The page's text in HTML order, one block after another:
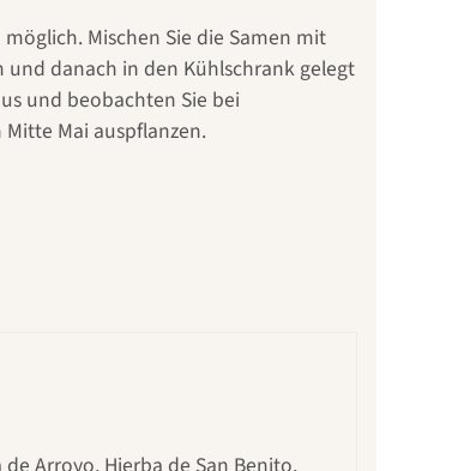
Mischen Sie die Samen mit
und danach in den Kühlschrank gelegt
und beobachten Sie bei
Mai auspflanzen.